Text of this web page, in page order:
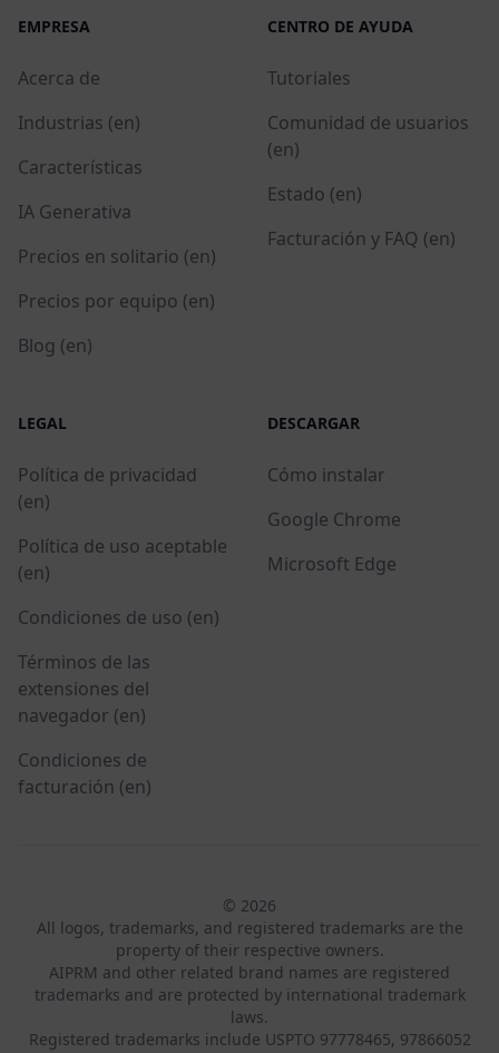
EMPRESA
Acerca de
Industrias (en)
Características
IA Generativa
Precios en solitario (en)
Precios por equipo (en)
Blog (en)
CENTRO DE AYUDA
Tutoriales
Comunidad de usuarios
(en)
Estado (en)
Facturación y FAQ (en)
LEGAL
Política de privacidad
(en)
Política de uso aceptable
(en)
Condiciones de uso (en)
Términos de las
extensiones del
navegador (en)
Condiciones de
facturación (en)
DESCARGAR
Cómo instalar
Google Chrome
Microsoft Edge
© 2026
All logos, trademarks, and registered trademarks are the
property of their respective owners.
AIPRM and other related brand names are registered
trademarks and are protected by international trademark
laws.
Registered trademarks include USPTO 97778465, 97866052